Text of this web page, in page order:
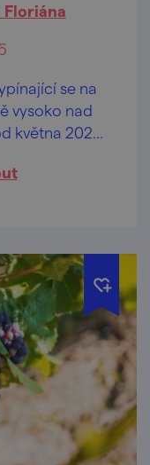
Floriána
se na
vysoko nad
května 2026